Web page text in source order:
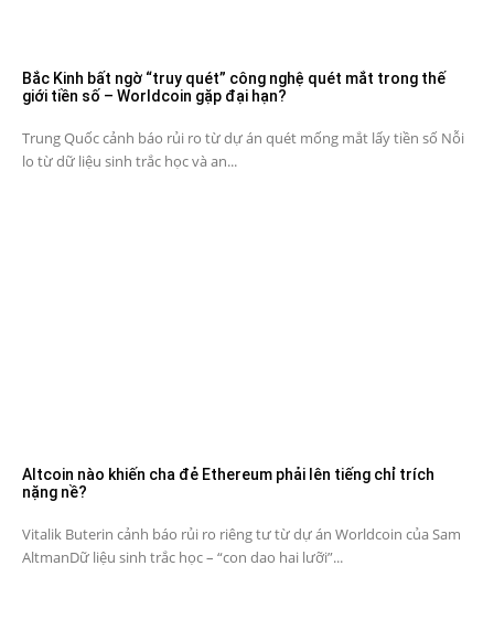
Bắc Kinh bất ngờ “truy quét” công nghệ quét mắt trong thế
giới tiền số – Worldcoin gặp đại hạn?
Trung Quốc cảnh báo rủi ro từ dự án quét mống mắt lấy tiền số Nỗi
lo từ dữ liệu sinh trắc học và an...
Altcoin nào khiến cha đẻ Ethereum phải lên tiếng chỉ trích
nặng nề?
Vitalik Buterin cảnh báo rủi ro riêng tư từ dự án Worldcoin của Sam
AltmanDữ liệu sinh trắc học – “con dao hai lưỡi”...